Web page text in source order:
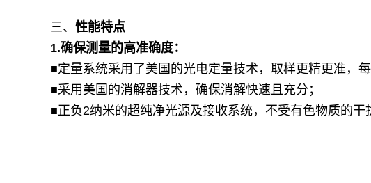
三、 性能特点
1.确保测量的高准确度：
■定量系统采用了美国的光电定量技术，取样更精更准，
■采用美国的消解器技术，确保消解快速且充分；
■正负2纳米的超纯净光源及接收系统，不受有色物质的干